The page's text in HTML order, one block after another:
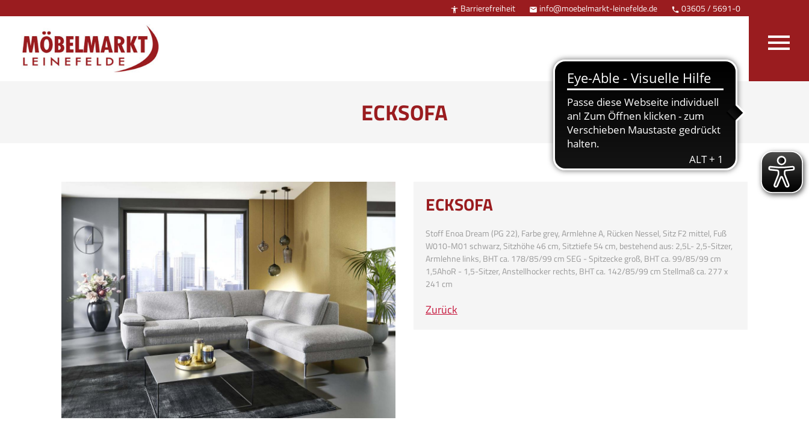
 Barrierefreiheit  info@moebelmarkt-leinefelde.de  03605 / 5691-0
ECKSOFA
ECKSOFA
Stoff Enoa Dream (PG 22), Farbe grey, Armlehne A, Rücken Nessel, Sitz F2 mittel, Fuß
W010-M01 schwarz, Sitzhöhe 46 cm, Sitztiefe 54 cm, bestehend aus: 2,5L- 2,5-Sitzer,
Armlehne links, BHT ca. 178/85/99 cm SEG - Spitzecke groß, BHT ca. 99/85/99 cm
1,5AhoR - 1,5-Sitzer, Anstellhocker rechts, BHT ca. 142/85/99 cm Stellmaß ca. 277 x
241 cm
Zurück